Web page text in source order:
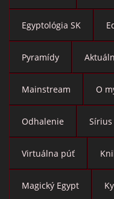
Egyptológia SK
Pyramídy
Mainstream O
Odhalenie Sírius
Virtuálna púť
Magický Egypt